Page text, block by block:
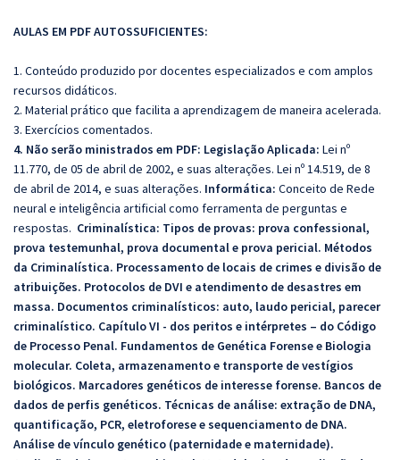
AULAS EM PDF AUTOSSUFICIENTES:
1. Conteúdo produzido por docentes especializados e com amplos
recursos didáticos.
2. Material prático que facilita a aprendizagem de maneira acelerada.
3. Exercícios comentados.
4. Não serão ministrados em PDF: Legislação Aplicada: Lei nº
11.770, de 05 de abril de 2002, e suas alterações. Lei nº 14.519, de 8
de abril de 2014, e suas alterações. Informática: Conceito de Rede
neural e inteligência artificial como ferramenta de perguntas e
respostas. Criminalística: Tipos de provas: prova confessional,
prova testemunhal, prova documental e prova pericial. Métodos
da Criminalística. Processamento de locais de crimes e divisão de
atribuições. Protocolos de DVI e atendimento de desastres em
massa. Documentos criminalísticos: auto, laudo pericial, parecer
criminalístico. Capítulo VI - dos peritos e intérpretes – do Código
de Processo Penal. Fundamentos de Genética Forense e Biologia
molecular. Coleta, armazenamento e transporte de vestígios
biológicos. Marcadores genéticos de interesse forense. Bancos de
dados de perfis genéticos. Técnicas de análise: extração de DNA,
quantificação, PCR, eletroforese e sequenciamento de DNA.
Análise de vínculo genético (paternidade e maternidade).